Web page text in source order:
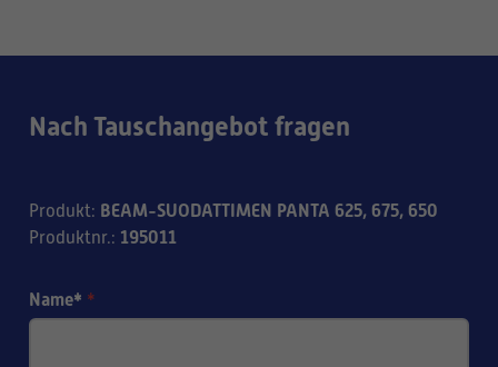
Nach Tauschangebot fragen
Produkt: BEAM-SUODATTIMEN PANTA 625, 675, 650
Produktnr.: 195011
Name* *